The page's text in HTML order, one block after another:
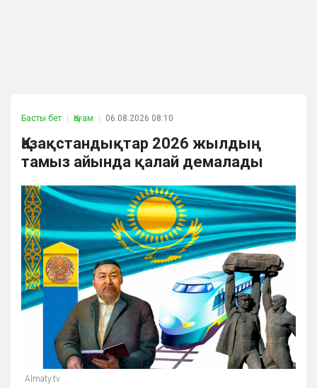
Басты бет Қоғам 06.08.2026 08:10
Қазақстандықтар 2026 жылдың
тамыз айында қалай демалады
Almaty.tv